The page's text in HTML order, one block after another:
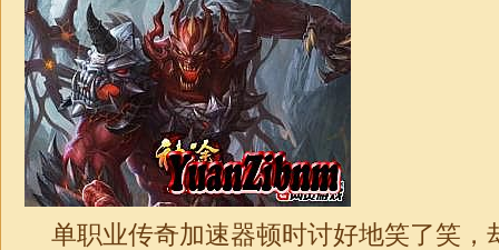
单职业传奇加速器顿时讨好地笑了笑，